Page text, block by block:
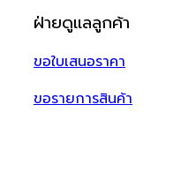
ฝ่ายดูแลลูกค้า
ขอใบเสนอราคา
ขอรายการสินค้า